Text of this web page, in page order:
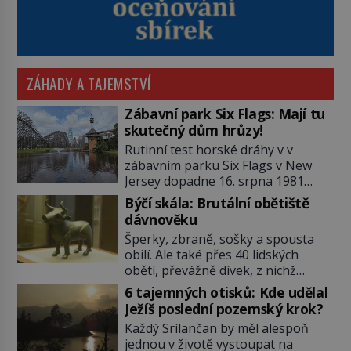
ZÁHADY A TAJEMSTVÍ
Zábavní park Six Flags: Mají tu
skutečný dům hrůzy!
Rutinní test horské dráhy v v
zábavním parku Six Flags v New
Jersey dopadne 16. srpna 1981
katastrofou. 20letý technik Scott
Tyler se zřítí na zem! Zranění jsou
neslučitelná se životem. „Nepoužil
bezpečnostní zábranu,“ osvětlí
smrtelnou nehodu tiskový mluvčí
parku a vyšetřovatelé mu dávají za
pravdu: „Atrakce je v pořádku.“ A
pak přijde srpen roku […]
Býčí skála: Brutální obětiště
dávnověku
Šperky, zbraně, sošky a spousta
obilí. Ale také přes 40 lidských
obětí, převážně dívek, z nichž
některým rozetnou hlavu a
useknou končetiny. To je slavný
halštatský pohřeb. V Evropě
nevídaný objev, který dodnes
6 tajemných otisků: Kde udělal
Ježíš poslední pozemský krok?
Každý Srílančan by měl alespoň
jednou v životě vystoupat na